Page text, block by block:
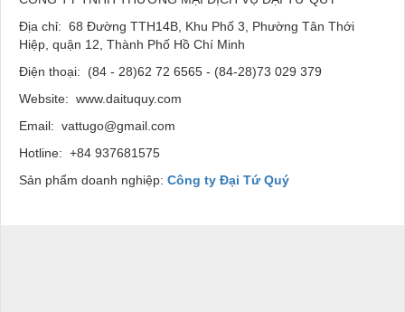
Địa chỉ: 68 Đường TTH14B, Khu Phố 3, Phường Tân Thới
Hiệp, quận 12, Thành Phố Hồ Chí Minh
Điện thoại: (84 - 28)62 72 6565 - (84-28)73 029 379
Website: www.daituquy.com
Email: vattugo@gmail.com
Hotline: +84 937681575
Sản phẩm doanh nghiệp: Công ty Đại Tứ Quý